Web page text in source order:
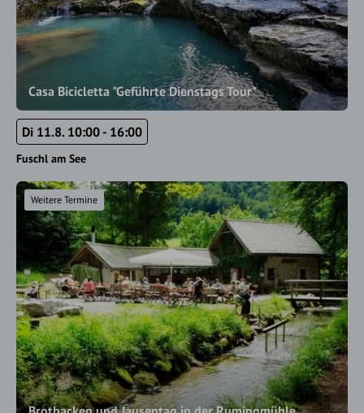
Casa Bicicletta "Geführte Dienstags Tour"
Di 11.8. 10:00 - 16:00
Fuschl am See
Weitere Termine